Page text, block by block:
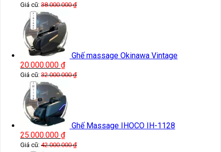
Giá cũ: 38.000.000₫
Ghế massage Okinawa Vintage
20.000.000 ₫
Giá cũ: 32.000.000₫
Ghế Massage IHOCO IH-1128
25.000.000 ₫
Giá cũ: 42.000.000₫